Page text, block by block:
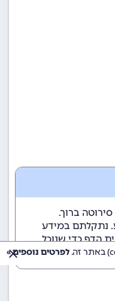
ברוך.
נתקלתם במידע
הדף כדי שנוכל
לפרטים נוספים »